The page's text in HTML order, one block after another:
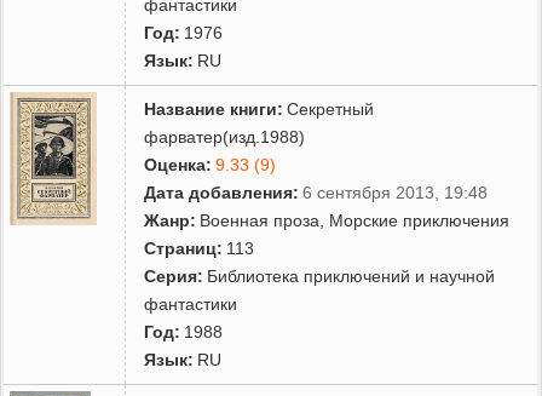
фантастики
Год: 1976
Язык: RU
Название книги: Секретный
фарватер(изд.1988)
Оценка: 9.33 (9)
Дата добавления: 6 сентября 2013, 19:48
Жанр: Военная проза
Морские приключения
Страниц: 113
Серия: Библиотека приключений и научной
фантастики
Год: 1988
Язык: RU